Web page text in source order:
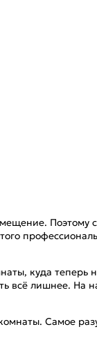
Поэтому
куда теперь
всё лишнее.
Самое